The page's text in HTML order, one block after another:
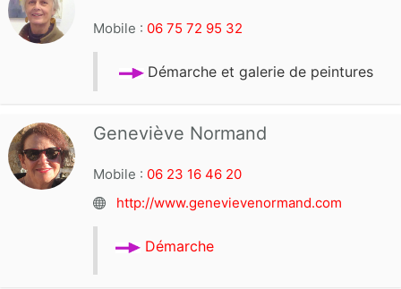
Mobile : 06 75 72 95 32
Démarche et galerie de peintures
Geneviève Normand
Mobile : 06 23 16 46 20
http://www.genevievenormand.com
Démarche